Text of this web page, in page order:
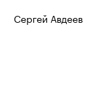
Сергей Авдеев